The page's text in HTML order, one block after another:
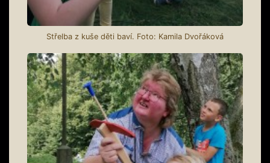
Střelba z kuše děti baví. Foto: Kamila Dvořáková